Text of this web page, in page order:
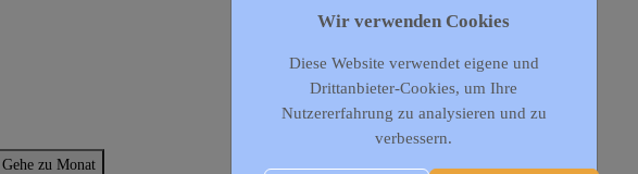
Gehe zu Monat
Wir verwenden Cookies
Diese Website verwendet eigene und
Drittanbieter-Cookies, um Ihre
Nutzererfahrung zu analysieren und zu
verbessern.